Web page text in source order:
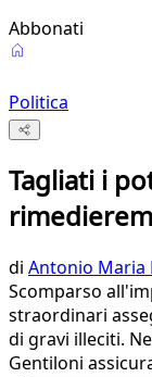
Abbonati
Politica
Tagliati i
di Antonio Maria
Scomparso
straordinari
di gravi illeciti.
Gentiloni